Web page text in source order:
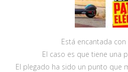
Está encantada con
El caso es que tiene una
El plegado ha sido un punto que